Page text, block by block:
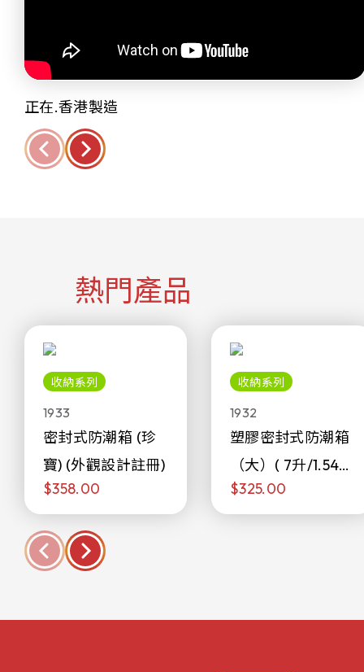
正在.香港製造
熱門產品
收納系列
1933
密封式防潮箱 (珍
寶) (外觀設計註冊)
$358.00
收納系列
1932
塑膠密封式防潮箱
（大）( 7升/1.54加
侖)
$325.00